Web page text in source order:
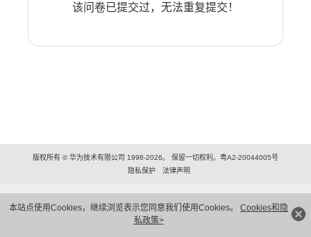
本站点使用Cookies，继续浏览表示您同意我们使用Cookies。 Cookies和隐
私政策>
该问卷已提交过，无法重复提交！
版权所有 © 华为技术有限公司 1998-2026。 保留一切权利。粤A2-20044005号
隐私保护
法律声明